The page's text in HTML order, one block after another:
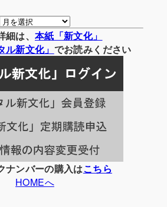
月
は、 本紙「新文化」
ル新文化」 でお読みください
ナンバーの購入はこちら
HOMEへ